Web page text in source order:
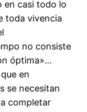
en casi todo lo
toda vivencia
no consiste
óptima»…
en
se necesitan
completar